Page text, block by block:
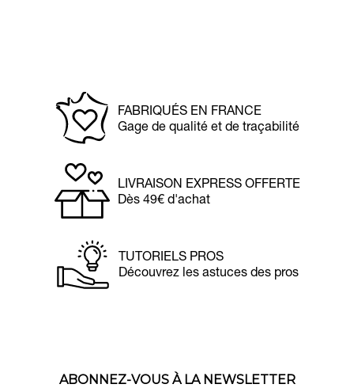
FABRIQUÉS EN FRANCE
Gage de qualité et de traçabilité
LIVRAISON EXPRESS OFFERTE
Dès 49€ d'achat
TUTORIELS PROS
Découvrez les astuces des pros
ABONNEZ-VOUS À LA NEWSLETTER